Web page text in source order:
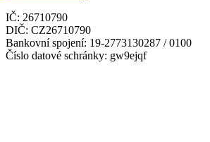
IČ: 26710790
DIČ: CZ26710790
Bankovní spojení: 19-2773130287 / 0100
Číslo datové schránky: gw9ejqf